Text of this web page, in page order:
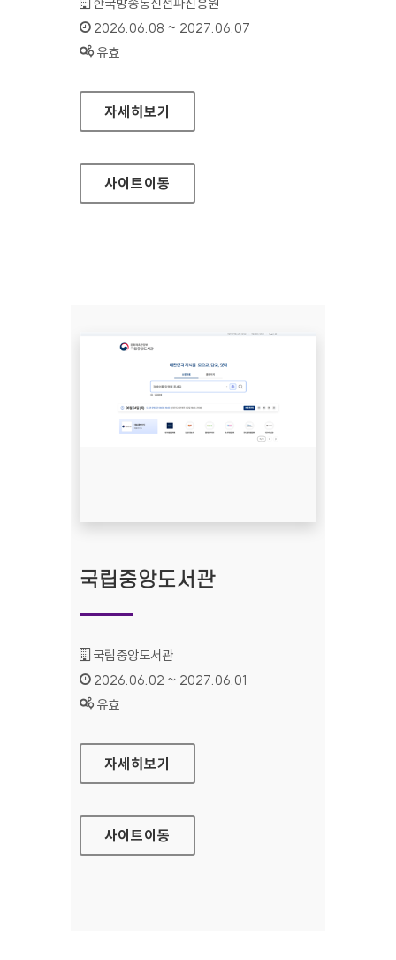
인증기간 :
2026.06.08 ~ 2027.06.07
상태 :
유효
이음5G지원포털
자세히보기
사이트이동
국립중앙도서관
기관명 :
국립중앙도서관
인증기간 :
2026.06.02 ~ 2027.06.01
상태 :
유효
국립중앙도서관
자세히보기
사이트이동